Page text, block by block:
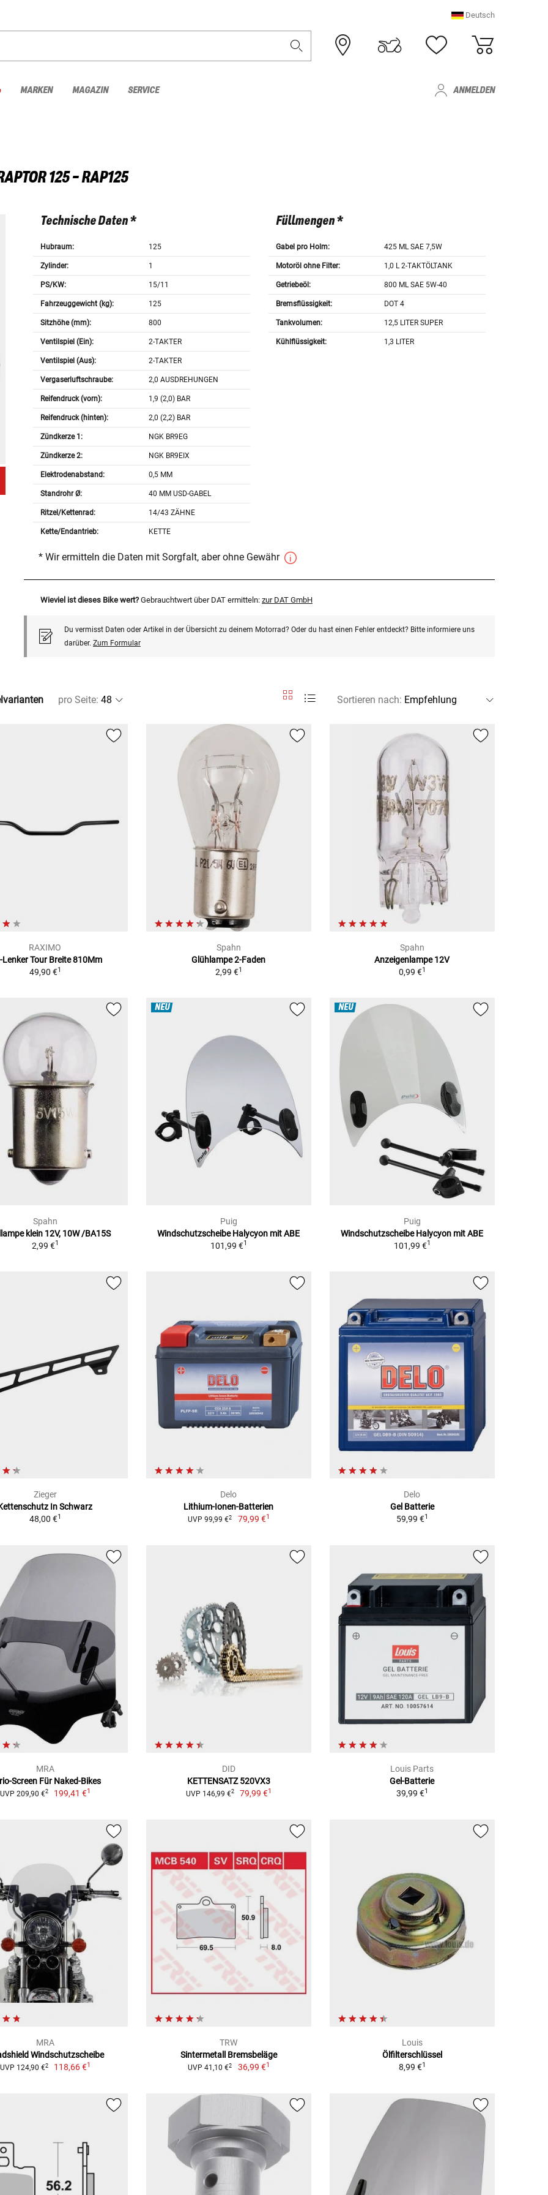
Deutsch
MARKEN MAGAZIN SERVICE ANMELDEN
125 - RAP125
Technische Daten *
Hubraum: 125
Zylinder: 1
PS/KW: 15/11
Fahrzeuggewicht (kg): 125
Sitzhöhe (mm): 800
Ventilspiel (Ein): 2-TAKTER
Ventilspiel (Aus): 2-TAKTER
Vergaserluftschraube: 2,0 AUSDREHUNGEN
Reifendruck (vorn): 1,9 (2,0) BAR
Reifendruck (hinten): 2,0 (2,2) BAR
Zündkerze 1: NGK BR9EG
Zündkerze 2: NGK BR9EIX
Elektrodenabstand: 0,5 MM
Standrohr Ø: 40 MM USD-GABEL
Ritzel/Kettenrad: 14/43 ZÄHNE
Kette/Endantrieb: KETTE
Füllmengen *
Gabel pro Holm: 425 ML SAE 7,5W
Motoröl ohne Filter: 1,0 L 2-TAKTÖLTANK
Getriebeöl: 800 ML SAE 5W-40
Bremsflüssigkeit: DOT 4
Tankvolumen: 12,5 LITER SUPER
Kühlflüssigkeit: 1,3 LITER
* Wir ermitteln die Daten mit Sorgfalt, aber ohne Gewähr
Wieviel ist dieses Bike wert? Gebrauchtwert über DAT ermitteln: zur DAT GmbH
Du vermisst Daten oder Artikel in der Übersicht zu deinem Motorrad? Oder du hast einen Fehler entdeckt? Bitte informiere uns
darüber. Zum Formular
pro Seite: Sortieren nach:
RAXIMO
Lenker Tour Breite 810Mm
49,90 €1
Spahn
Glühlampe 2-Faden
2,99 €1
Spahn
Anzeigenlampe 12V
0,99 €1
Spahn
klein 12V, 10W /BA15S
2,99 €1
NEU
Puig
Windschutzscheibe Halycyon mit ABE
101,99 €1
NEU
Puig
Windschutzscheibe Halycyon mit ABE
101,99 €1
Zieger
In Schwarz
48,00 €1
Delo
Lithium-Ionen-Batterien
UVP 99,99 €2 79,99 €1
Delo
Gel Batterie
59,99 €1
MRA
Screen Für Naked-Bikes
UVP 209,90 €2 199,41 €1
DID
KETTENSATZ 520VX3
UVP 146,99 €2 79,99 €1
Louis Parts
Gel-Batterie
39,99 €1
MRA
Windschutzscheibe
UVP 124,90 €2 118,66 €1
TRW
Sintermetall Bremsbeläge
UVP 41,10 €2 36,99 €1
Louis
Ölfilterschlüssel
8,99 €1